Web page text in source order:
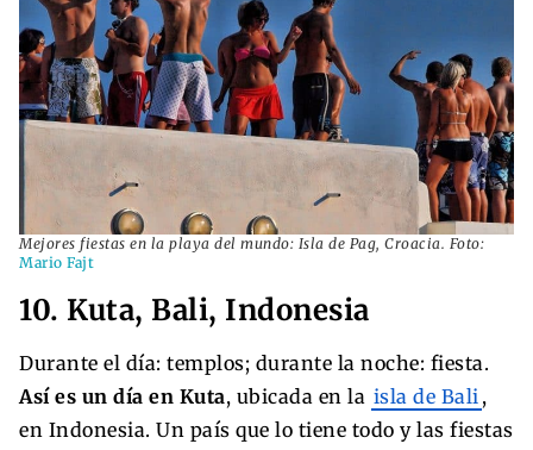
Mejores fiestas en la playa del mundo: Isla de Pag, Croacia. Foto:
Mario Fajt
10. Kuta, Bali, Indonesia
Durante el día: templos; durante la noche: fiesta.
Así es un día en Kuta, ubicada en la isla de Bali ,
en Indonesia. Un país que lo tiene todo y las fiestas